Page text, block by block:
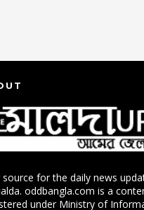
source for the daily news
oddbangla.com is a
under Ministry of